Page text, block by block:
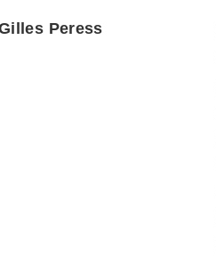
Peress